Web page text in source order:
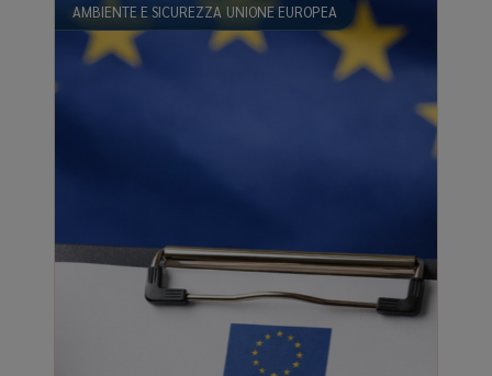
AMBIENTE E SICUREZZA UNIONE EUROPEA